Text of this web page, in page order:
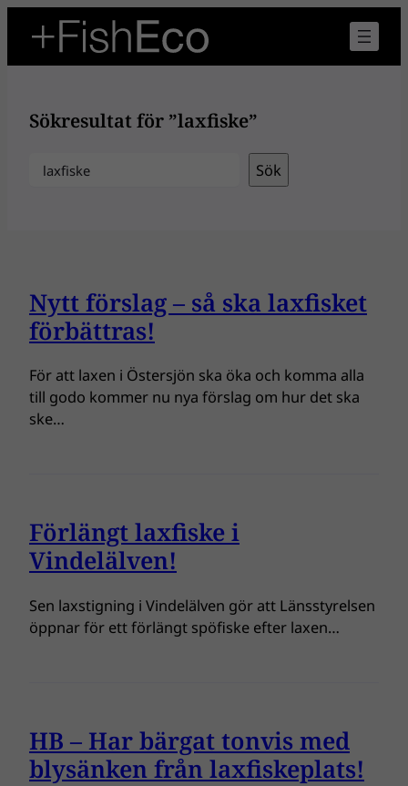
innehåll
Sökresultat för ”laxfiske”
Sök Sök
Nytt förslag – så ska laxfisket
förbättras!
För att laxen i Östersjön ska öka och komma alla
till godo kommer nu nya förslag om hur det ska
ske…
Förlängt laxfiske i
Vindelälven!
Sen laxstigning i Vindelälven gör att Länsstyrelsen
öppnar för ett förlängt spöfiske efter laxen…
HB – Har bärgat tonvis med
blysänken från laxfiskeplats!